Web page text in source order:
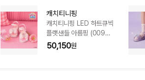
캐치티니핑
캐치티니핑 LED 하트큐빅
플랫샌들 아름핑 (00993
79) CJGFM1SD555LP
50,150